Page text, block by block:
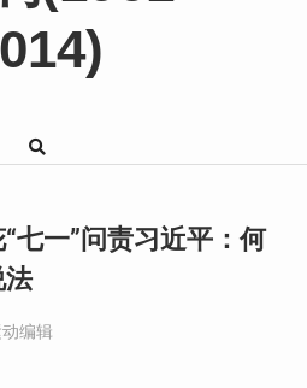
七一”问责习近平：何
法
编辑